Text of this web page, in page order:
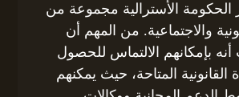
الحكومة الأسترالية مجموعة من
والاجتماعية. من المهم أن
بإمكانهم الالتماس للحصول
المتاحة، حيث يمكنهم